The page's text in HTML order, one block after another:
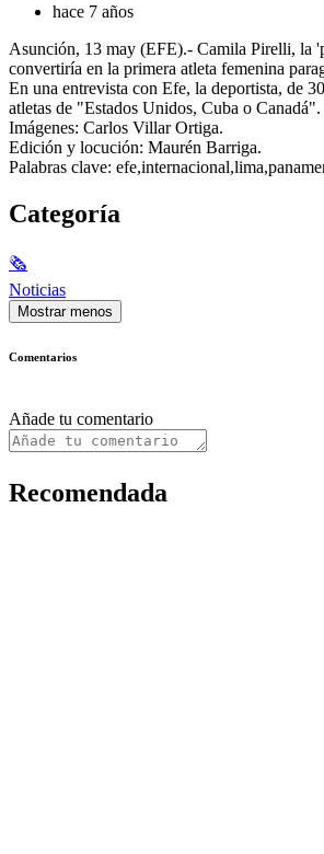
hace 7 años
Asunción, 13 may (EFE).- Camila Pirelli, la
convertiría en la primera atleta femenina
En una entrevista con Efe, la deportista, de
atletas de "Estados Unidos, Cuba o Canadá".
Imágenes: Carlos Villar Ortiga.
Edición y locución: Maurén Barriga.
Palabras clave:
Categoría
🗞
Noticias
Mostrar menos
Comentarios
Añade tu comentario
Recomendada